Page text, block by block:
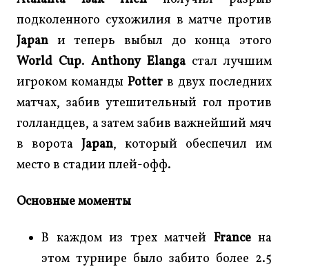
подколенного сухожилия в матче против
Japan и теперь выбыл до конца этого
World Cup.Anthony Elangaстал лучшим
игроком команды Potter в двух последних
матчах, забив утешительный гол против
голландцев, а затем забив важнейший мяч
в ворота Japan, который обеспечил им
место в стадии плей-офф.
Основные моменты
В каждом из трех матчей Franceна
этом турнире было забито более 2.5